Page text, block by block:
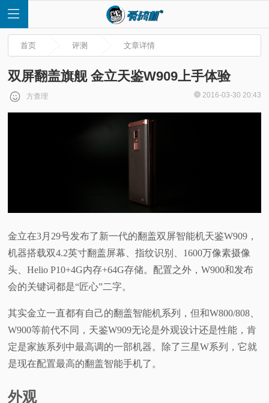
测
视
频
科
首页 评测 文章详情
双屏翻盖旗舰 金立天鉴W909上手体验
方查理 2016-03-30 20:43
金立在3月29号发布了新一代的翻盖双屏智能机天鉴W909，
机器搭载双4.2英寸翻盖屏幕、指纹识别、1600万像素摄像
头、Helio P10+4G内存+64G存储。配置之外，W900和发布
会的关键词都是“匠心”二字。
其实金立一直都有自己的翻盖智能机系列，但和W800/808、
W900等前代不同，天鉴W909无论是外观设计还是性能，肯
定是家族系列中最高调的一部机器。 除了三星W系列，它就
是现在配置最高的翻盖智能手机了。
外观